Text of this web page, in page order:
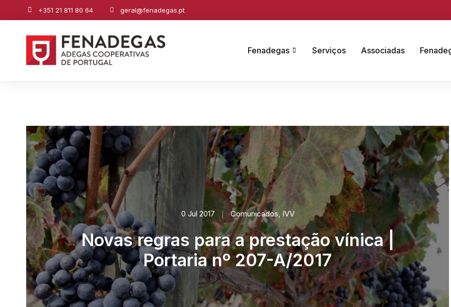
+351 21 811 80 64 geral@fenadegas.pt
Fenadegas Serviços Associadas
0 Jul 2017 Comunicados, IVV
Novas regras para a prestação vínica |
Portaria nº 207-A/2017